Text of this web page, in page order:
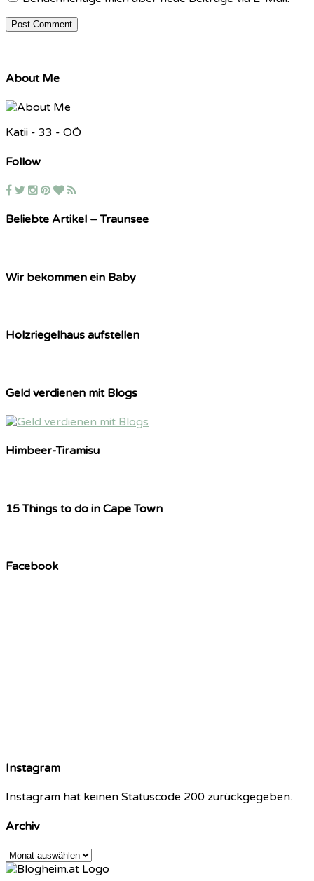
About Me
Katii - 33 - OÖ
Follow
Beliebte Artikel – Traunsee
Wir bekommen ein Baby
Holzriegelhaus aufstellen
Geld verdienen mit Blogs
Himbeer-Tiramisu
15 Things to do in Cape Town
Facebook
Instagram
Instagram hat keinen Statuscode 200 zurückgegeben.
Archiv
Archiv